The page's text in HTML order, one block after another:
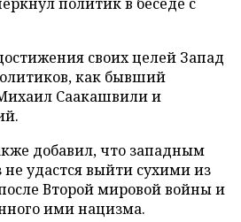
политик в беседе с
своих целей Запад
как бывший
Саакашвили и
добавил, что западным
не удастся выйти сухими из
Второй мировой войны и
ими нацизма.